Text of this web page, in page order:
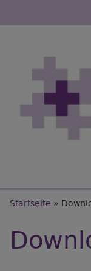
Startseite